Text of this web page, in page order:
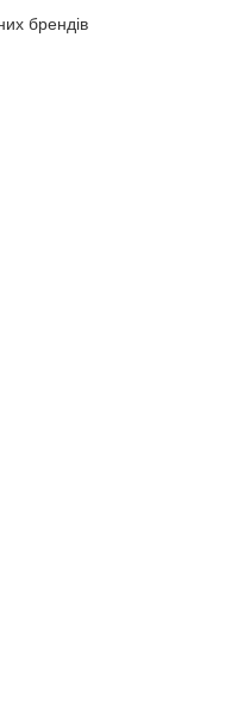
брендів